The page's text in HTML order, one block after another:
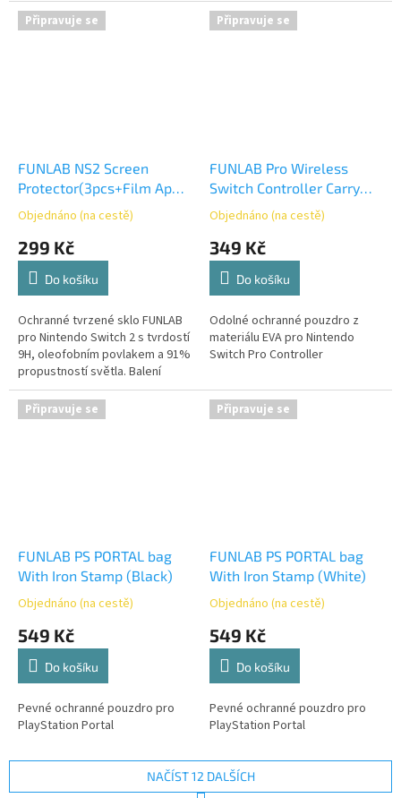
Připravuje se
FUNLAB NS2 Screen
Protector(3pcs+Film App
Tool)
Objednáno (na cestě)
299 Kč
Do košíku
Ochranné tvrzené sklo FUNLAB
pro Nintendo Switch 2 s tvrdostí
9H, oleofobním povlakem a 91%
propustností světla. Balení
obsahuje 3 kusy a aplikační
nástroj.
Připravuje se
FUNLAB Pro Wireless
Switch Controller Carry
case
Objednáno (na cestě)
349 Kč
Do košíku
Odolné ochranné pouzdro z
materiálu EVA pro Nintendo
Switch Pro Controller
Připravuje se
FUNLAB PS PORTAL bag
With Iron Stamp (Black)
Objednáno (na cestě)
549 Kč
Do košíku
Pevné ochranné pouzdro pro
PlayStation Portal
Připravuje se
FUNLAB PS PORTAL bag
With Iron Stamp (White)
Objednáno (na cestě)
549 Kč
Do košíku
Pevné ochranné pouzdro pro
PlayStation Portal
NAČÍST 12 DALŠÍCH